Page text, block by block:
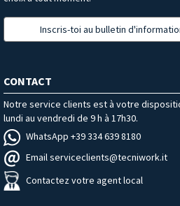
Inscris-toi au bulletin
CONTACT
Notre service clients est à votre
lundi au vendredi de 9 h à 17h30.
WhatsApp +39 334 639 8180
Email serviceclients@tecniwork.it
Contactez votre agent local